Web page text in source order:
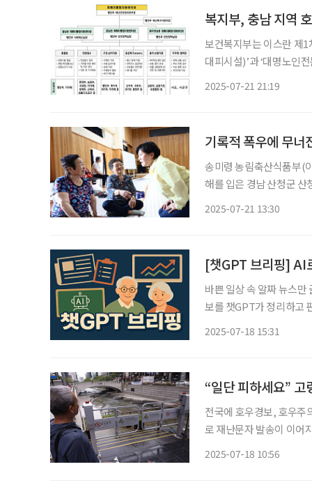
복지부, 충남 지역
보건복지부는 이스란 제
대피시설)’과 ‘대명노인
2025-07-21 21:19
기록적 폭우에 무
송미령 농림축산식품부(
해를 입은 경남 산청군
2025-07-21 13:30
[챗GPT 브리핑] AI
바쁜 일상 속 알짜 뉴스
보를 챗GPT가 정리하고 편집국 기
2025-07-18 15:31
“일단 피하세요” 고
전국에 호우경보, 호우주
로 재난문자 발송이 이어지고 있다. 18일 국민재난안전포털에 따
2025-07-18 10:56